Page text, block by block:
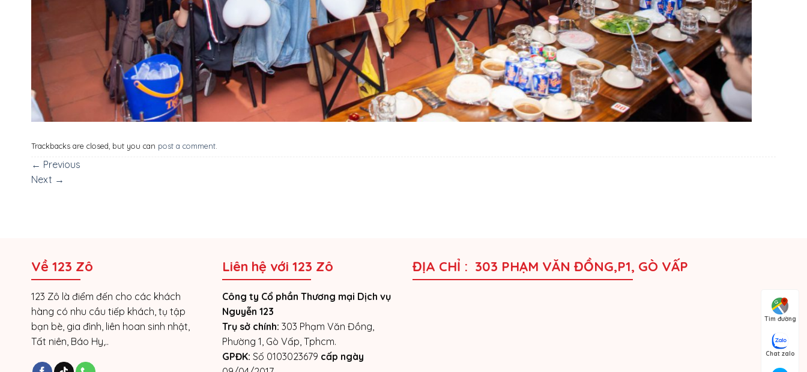
Trackbacks are closed, but you can post a comment
← Previous
Next →
Về 123 Zô
123 Zô là điểm đến cho các khách
hàng có nhu cầu tiếp khách, tụ tập
bạn bè, gia đình, liên hoan sinh nhật,
Tất niên, Báo Hy,..
Liên hệ với 123 Zô
Công ty Cổ phần Thương mại Dịch vụ
Nguyễn 123
Trụ sở chính: 303 Phạm Văn Đồng,
Phường 1, Gò Vấp, Tphcm.
GPĐK: Số 0103023679 cấp ngày
ĐỊA CHỈ : 303 PHẠM VĂN ĐỒNG,P1, GÒ VẤP
Tìm đường
Chat zalo